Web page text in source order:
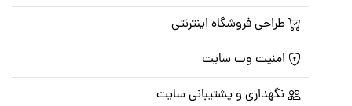
طراحی فروشگاه اینترنتی
امنیت وب سایت
نگهداری و پشتیبانی سایت